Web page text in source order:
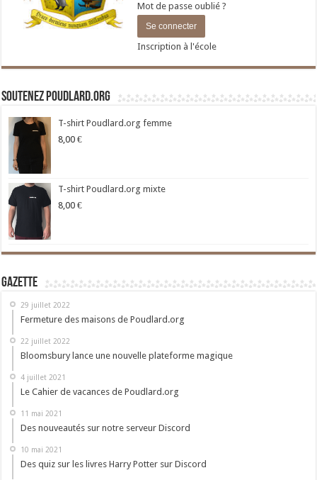
Mot de passe oublié ?
Inscription à l'école
Soutenez Poudlard.org
T-shirt Poudlard.org femme
8,00 €
T-shirt Poudlard.org mixte
8,00 €
Gazette
29 juillet 2022
Fermeture des maisons de Poudlard.org
22 juillet 2022
Bloomsbury lance une nouvelle plateforme magique
4 juillet 2021
Le Cahier de vacances de Poudlard.org
11 mai 2021
Des nouveautés sur notre serveur Discord
10 mai 2021
Des quiz sur les livres Harry Potter sur Discord